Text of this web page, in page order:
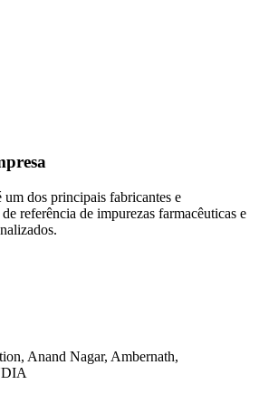
um dos principais fabricantes e
referência de impurezas farmacêuticas e
Anand Nagar, Ambernath,